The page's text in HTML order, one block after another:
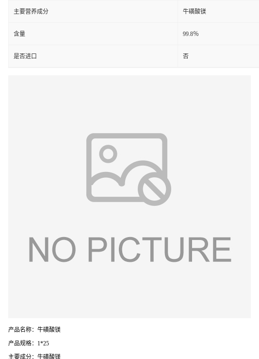
主要营养成分 牛磺酸镁
含量 99.8％
是否进口 否
产品名称：牛磺酸镁
产品规格：1*25
主要成分：牛磺酸镁